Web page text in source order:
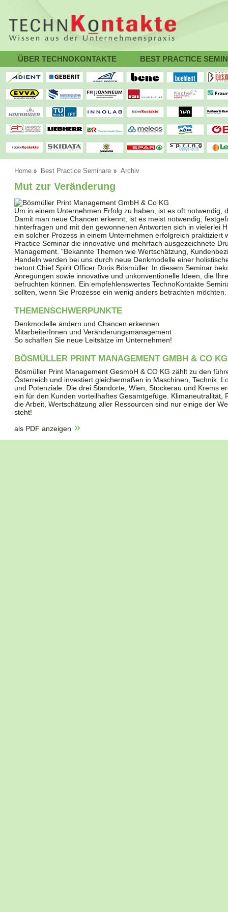
ÜBER TECHNOKONTAKTE BEST PRACTICE
Home Best Practice Seminare Archiv
Mut zur Veränderung
Um in einem Unternehmen Erfolg zu haben, ist es oft notwendig,
Damit man neue Chancen erkennt, ist es meist notwendig,
hinterfragen und mit den gewonnenen Antworten sich in vielerlei
ein solcher Prozess in einem Unternehmen erfolgreich praktiziert
Practice Seminar die innovative und mehrfach ausgezeichnete
Management. "Bekannte Themen wie Wertschätzung,
Handeln werden bei uns durch neue Denkmodelle einer
betont Chief Spirit Officer Doris Bösmüller. In diesem Seminar
Anregungen sowie innovative und unkonventionelle Ideen, die
befruchten können. Ein empfehlenswertes TechnoKontakte
sollten, wenn Sie Prozesse ein wenig anders betrachten
THEMENSCHWERPUNKTE
Denkmodelle ändern und Chancen erkennen
MitarbeiterInnen und Veränderungsmanagement
So schaffen Sie neue Leitsätze im Unternehmen!
BÖSMÜLLER PRINT MANAGEMENT GMBH & CO KG
Bösmüller Print Management GesmbH & CO KG zählt zu den
Österreich und investiert gleichermaßen in Maschinen, Technik,
und Potenziale. Die drei Standorte, Wien, Stockerau und Krems
ein für den Kunden vorteilhaftes Gesamtgefüge. Klimaneutralität,
die Arbeit, Wertschätzung aller Ressourcen sind nur einige der
steht!
als PDF anzeigen